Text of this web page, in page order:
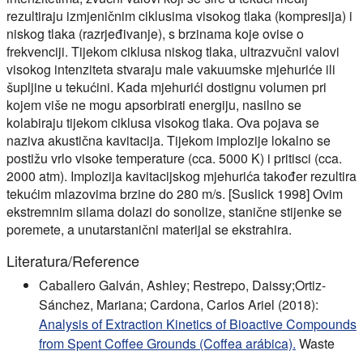
rezultiraju izmjeničnim ciklusima visokog tlaka (kompresija) i
niskog tlaka (razrjeđivanje), s brzinama koje ovise o
frekvenciji. Tijekom ciklusa niskog tlaka, ultrazvučni valovi
visokog intenziteta stvaraju male vakuumske mjehuriće ili
šupljine u tekućini. Kada mjehurići dostignu volumen pri
kojem više ne mogu apsorbirati energiju, nasilno se
kolabiraju tijekom ciklusa visokog tlaka. Ova pojava se
naziva akustična kavitacija. Tijekom implozije lokalno se
postižu vrlo visoke temperature (cca. 5000 K) i pritisci (cca.
2000 atm). Implozija kavitacijskog mjehurića također rezultira
tekućim mlazovima brzine do 280 m/s. [Suslick 1998] Ovim
ekstremnim silama dolazi do sonolize, stanične stijenke se
poremete, a unutarstanični materijal se ekstrahira.
Literatura/Reference
Caballero Galván, Ashley; Restrepo, Daissy;Ortiz-
Sánchez, Mariana; Cardona, Carlos Ariel (2018):
Analysis of Extraction Kinetics of Bioactive Compounds
from Spent Coffee Grounds (Coffea arábica). Waste